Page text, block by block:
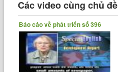
Các video cùng chủ đề
Báo cáo về phát triển số 396